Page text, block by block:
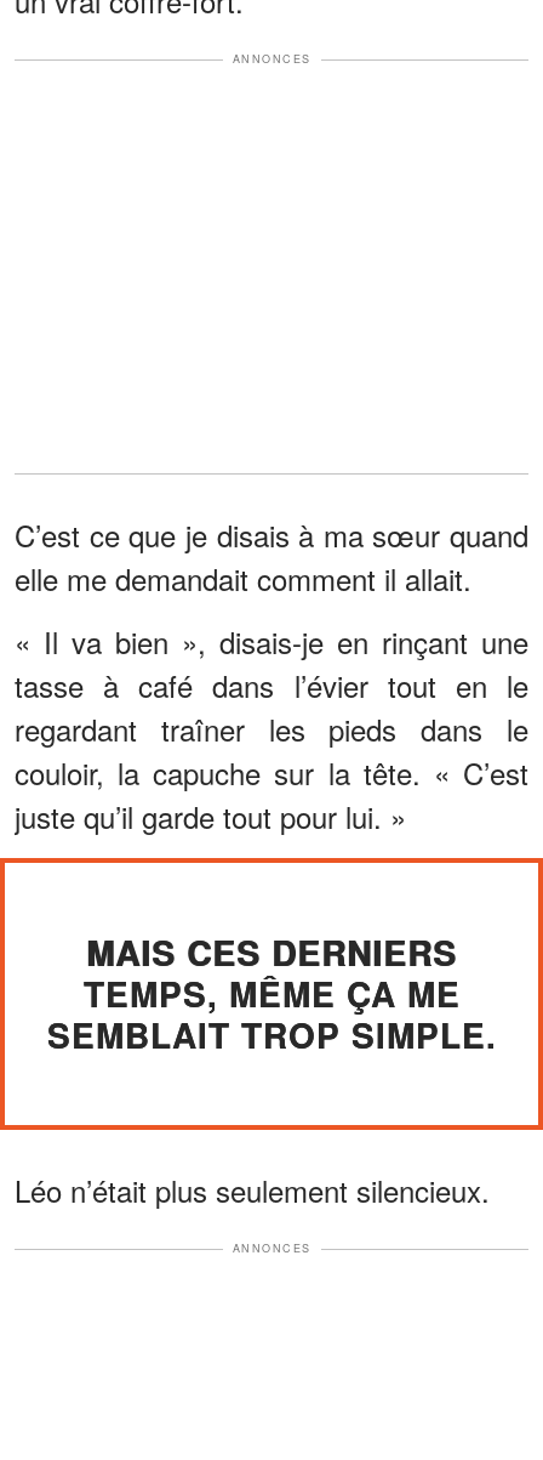
ANNONCES
C’est ce que je disais à ma sœur quand
elle me demandait comment il allait.
« Il va bien », disais-je en rinçant une
tasse à café dans l’évier tout en le
regardant traîner les pieds dans le
couloir, la capuche sur la tête. « C’est
juste qu’il garde tout pour lui. »
MAIS CES DERNIERS
TEMPS, MÊME ÇA ME
SEMBLAIT TROP SIMPLE.
Léo n’était plus seulement silencieux.
ANNONCES